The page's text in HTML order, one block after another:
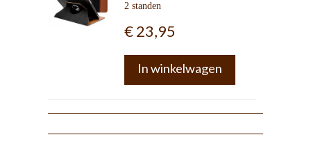
2 standen
€ 23,95
In winkelwagen